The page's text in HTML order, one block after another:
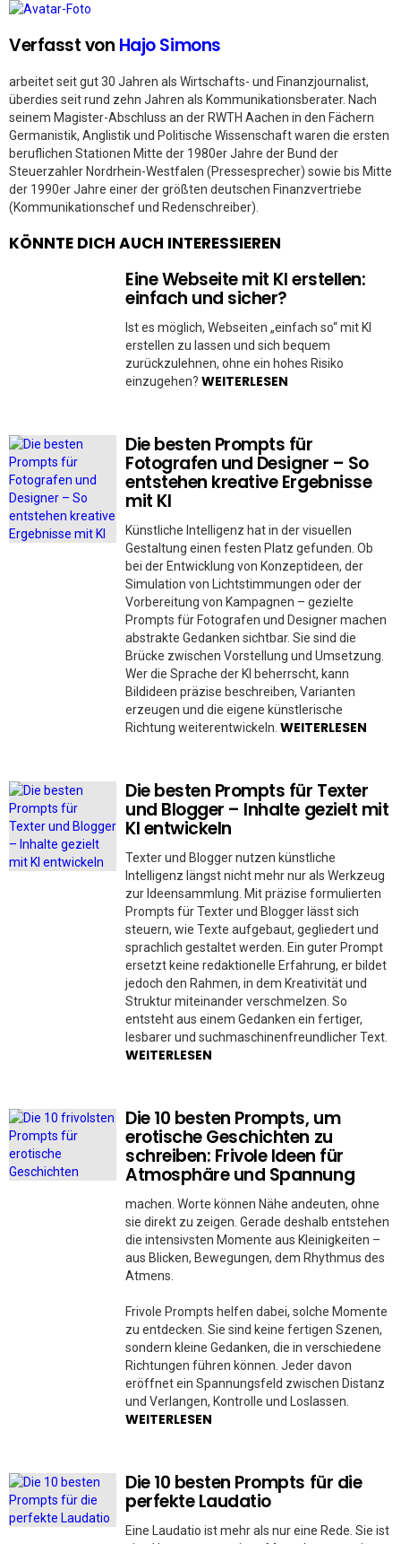
Verfasst von Hajo Simons
arbeitet seit gut 30 Jahren als Wirtschafts- und Finanzjournalist,
überdies seit rund zehn Jahren als Kommunikationsberater. Nach
seinem Magister-Abschluss an der RWTH Aachen in den Fächern
Germanistik, Anglistik und Politische Wissenschaft waren die ersten
beruflichen Stationen Mitte der 1980er Jahre der Bund der
Steuerzahler Nordrhein-Westfalen (Pressesprecher) sowie bis Mitte
der 1990er Jahre einer der größten deutschen Finanzvertriebe
(Kommunikationschef und Redenschreiber).
KÖNNTE DICH AUCH INTERESSIEREN
Eine Webseite mit KI erstellen:
einfach und sicher?
Ist es möglich, Webseiten „einfach so“ mit KI
erstellen zu lassen und sich bequem
zurückzulehnen, ohne ein hohes Risiko
einzugehen? WEITERLESEN
Die besten Prompts für
Fotografen und Designer – So
entstehen kreative Ergebnisse
mit KI
Künstliche Intelligenz hat in der visuellen
Gestaltung einen festen Platz gefunden. Ob
bei der Entwicklung von Konzeptideen, der
Simulation von Lichtstimmungen oder der
Vorbereitung von Kampagnen – gezielte
Prompts für Fotografen und Designer machen
abstrakte Gedanken sichtbar. Sie sind die
Brücke zwischen Vorstellung und Umsetzung.
Wer die Sprache der KI beherrscht, kann
Bildideen präzise beschreiben, Varianten
erzeugen und die eigene künstlerische
Richtung weiterentwickeln. WEITERLESEN
Die besten Prompts für Texter
und Blogger – Inhalte gezielt mit
KI entwickeln
Texter und Blogger nutzen künstliche
Intelligenz längst nicht mehr nur als Werkzeug
zur Ideensammlung. Mit präzise formulierten
Prompts für Texter und Blogger lässt sich
steuern, wie Texte aufgebaut, gegliedert und
sprachlich gestaltet werden. Ein guter Prompt
ersetzt keine redaktionelle Erfahrung, er bildet
jedoch den Rahmen, in dem Kreativität und
Struktur miteinander verschmelzen. So
entsteht aus einem Gedanken ein fertiger,
lesbarer und suchmaschinenfreundlicher Text.
WEITERLESEN
Die 10 besten Prompts, um
erotische Geschichten zu
schreiben: Frivole Ideen für
Atmosphäre und Spannung
machen. Worte können Nähe andeuten, ohne
sie direkt zu zeigen. Gerade deshalb entstehen
die intensivsten Momente aus Kleinigkeiten –
aus Blicken, Bewegungen, dem Rhythmus des
Atmens.
Frivole Prompts helfen dabei, solche Momente
zu entdecken. Sie sind keine fertigen Szenen,
sondern kleine Gedanken, die in verschiedene
Richtungen führen können. Jeder davon
eröffnet ein Spannungsfeld zwischen Distanz
und Verlangen, Kontrolle und Loslassen.
WEITERLESEN
Die 10 besten Prompts für die
perfekte Laudatio
Eine Laudatio ist mehr als nur eine Rede. Sie ist